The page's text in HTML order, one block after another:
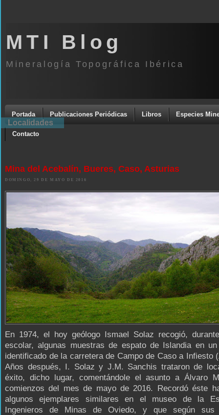
MTI Blog
Mineralogía Topográfica Ibérica
Portada Publicaciones Periódicas Libros Especies
Contacto
Mina del Acebalín, Bueres, Caso, Asturias
DOMINGO, 29 DE MAYO DE 2016
En 1974, el hoy geólogo Ismael Solaz recogió,
escolar, algunas muestras de espato de Islandia en
identificado de la carretera de Campo de Caso a Infiesto
Años después, I. Solaz y J.M. Sanchis trataron de
éxito, dicho lugar, comentándole el asunto a Álvaro
comienzos del mes de mayo de 2016. Recordó éste
algunos ejemplares similares en el museo de la
Ingenieros de Minas de Oviedo, y que según sus
Localidades